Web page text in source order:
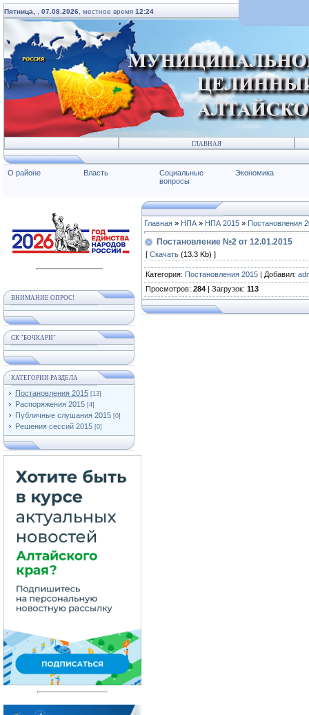
Пятница, 07.08.2026 , местное время 12:24
ГЛАВНАЯ
О районе Власть
Социальные
вопросы
Экономика
ВНИМАНИЕ ОПРОС!
СК "БОЧКАРИ"
КАТЕГОРИИ РАЗДЕЛА
Постановления 2015 [13]
Распоряжения 2015 [4]
Публичные слушания 2015 [0]
Решения сессий 2015 [0]
Главная » НПА » НПА 2015 » Постановления
Постановление №2 от 12.01.2015
[ Скачать (13.3 Kb) ]
Категория: Постановления 2015 | Добавил:
Просмотров: 284 | Загрузок: 113